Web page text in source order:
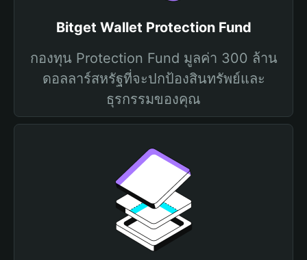
Bitget Wallet Protection Fund
กองทุน Protection Fund มูลค่า 300 ล้าน
ดอลลาร์สหรัฐที่จะปกป้องสินทรัพย์และ
ธุรกรรมของคุณ